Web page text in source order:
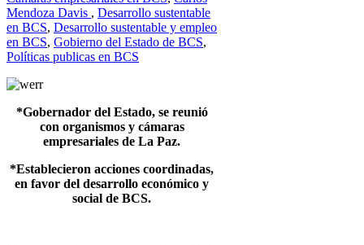
Mendoza Davis , Desarrollo sustentable
en BCS, Desarrollo sustentable y empleo
en BCS, Gobierno del Estado de BCS,
Políticas publicas en BCS
*Gobernador del Estado, se reunió
con organismos y cámaras
empresariales de La Paz.
*Establecieron acciones coordinadas,
en favor del desarrollo económico y
social de BCS.